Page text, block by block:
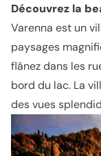
Découvrez la
Varenna est un
paysages
flânez dans les
bord du lac. La
des vues